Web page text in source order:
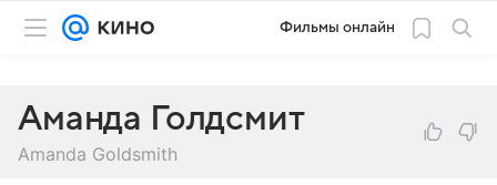
Фильмы онлайн
Аманда Голдсмит
Amanda Goldsmith